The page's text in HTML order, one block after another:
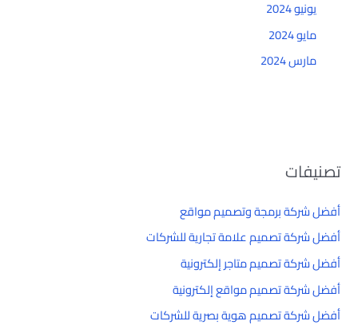
يونيو 2024
مايو 2024
مارس 2024
تصنيفات
أفضل شركة برمجة وتصميم مواقع
أفضل شركة تصميم علامة تجارية للشركات
أفضل شركة تصميم متاجر إلكترونية
أفضل شركة تصميم مواقع إلكترونية
أفضل شركة تصميم هوية بصرية للشركات